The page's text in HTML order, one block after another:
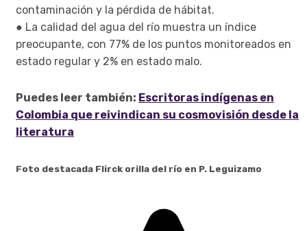
contaminación y la pérdida de hábitat.
● La calidad del agua del río muestra un índice
preocupante, con 77% de los puntos monitoreados en
estado regular y 2% en estado malo.
Puedes leer también: Escritoras indígenas en
Colombia que reivindican su cosmovisión desde la
literatura
Foto destacada Flirck orilla del río en P. Leguizamo